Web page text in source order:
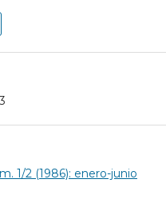
1/2 (1986): enero-junio